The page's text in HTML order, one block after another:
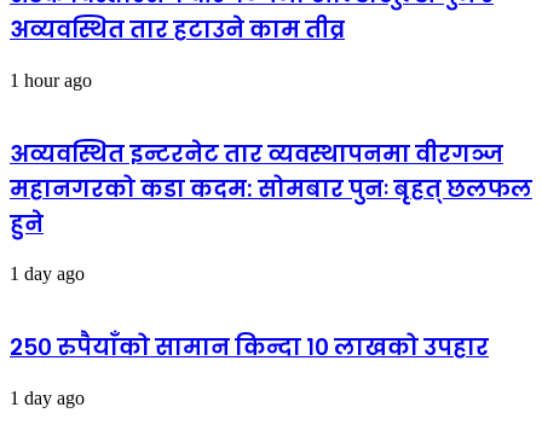
अव्यवस्थित तार हटाउने काम तीव्र
1 hour ago
अव्यवस्थित इन्टरनेट तार व्यवस्थापनमा वीरगञ्ज
महानगरको कडा कदम: सोमबार पुनः बृहत् छलफल
हुने
1 day ago
२५० रुपैयाँको सामान किन्दा १० लाखको उपहार
1 day ago